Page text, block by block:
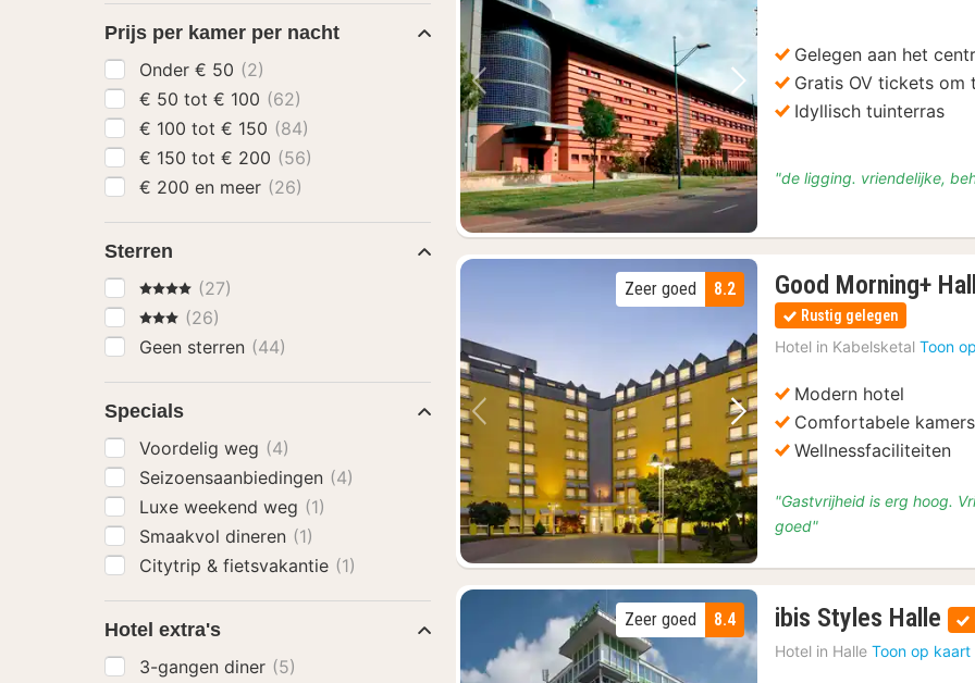
Vorige foto Volgende foto
Gelegen aan het
Gratis OV tickets om
Idyllisch tuinterras
"de ligging. vriendelijke,
Vorige foto Volgende foto
8.2
Zeer goed Good Morning+
Rustig gelegen
Hotel in Kabelsketal Toon
Modern hotel
Comfortabele kamers
Wellnessfaciliteiten
"Gastvrijheid is erg hoog.
goed"
8.4
Zeer goed ibis Styles Halle 2
Hotel in Halle Toon op kaart
Prijs per kamer per nacht
Onder € 50 (2)
€ 50 tot € 100 (62)
€ 100 tot € 150 (84)
€ 150 tot € 200 (56)
€ 200 en meer (26)
Sterren
4 Sterren(27)
3 Sterren
(26)
Geen sterren (44)
Specials
Voordelig weg (4)
Seizoensaanbiedingen (4)
Luxe weekend weg (1)
Smaakvol dineren (1)
Citytrip & fietsvakantie (1)
Hotel extra's
3-gangen diner (5)